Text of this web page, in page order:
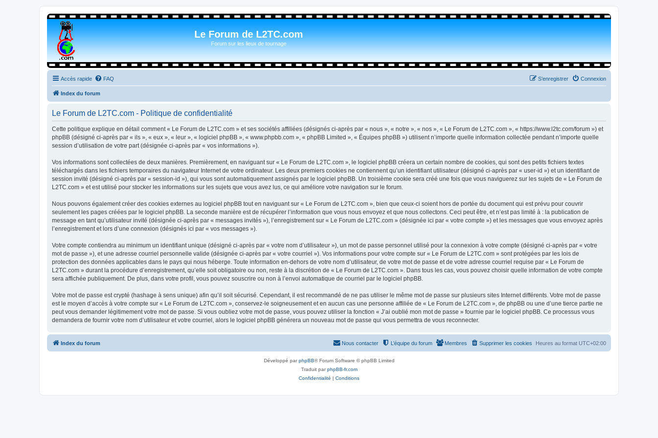
Le Forum de L2TC.com
Forum sur les lieux de tournage
Accès rapide FAQ Connexion
S’enregistrer
Index du forum
Le Forum de L2TC.com - Politique de confidentialité
Cette politique explique en détail comment « Le Forum de L2TC.com » et ses sociétés affiliées (désignés ci-après par « nous », « notre », « nos », « Le Forum de L2TC.com », « https://www.l2tc.com/forum ») et
phpBB (désigné ci-après par « ils », « eux », « leur », « logiciel phpBB », « www.phpbb.com », « phpBB Limited », « Équipes phpBB ») utilisent n’importe quelle information collectée pendant n’importe quelle
session d’utilisation de votre part (désignée ci-après par « vos informations »).
Vos informations sont collectées de deux manières. Premièrement, en naviguant sur « Le Forum de L2TC.com », le logiciel phpBB créera un certain nombre de cookies, qui sont des petits fichiers textes
téléchargés dans les fichiers temporaires du navigateur Internet de votre ordinateur. Les deux premiers cookies ne contiennent qu’un identifiant utilisateur (désigné ci-après par « user-id ») et un identifiant de
session invité (désigné ci-après par « session-id »), qui vous sont automatiquement assignés par le logiciel phpBB. Un troisième cookie sera créé une fois que vous naviguerez sur les sujets de « Le Forum de
L2TC.com » et est utilisé pour stocker les informations sur les sujets que vous avez lus, ce qui améliore votre navigation sur le forum.
Nous pouvons également créer des cookies externes au logiciel phpBB tout en naviguant sur « Le Forum de L2TC.com », bien que ceux-ci soient hors de portée du document qui est prévu pour couvrir
seulement les pages créées par le logiciel phpBB. La seconde manière est de récupérer l’information que vous nous envoyez et que nous collectons. Ceci peut être, et n’est pas limité à : la publication de
message en tant qu’utilisateur invité (désignée ci-après par « messages invités »), l’enregistrement sur « Le Forum de L2TC.com » (désignée ici par « votre compte ») et les messages que vous envoyez après
l’enregistrement et lors d’une connexion (désignés ici par « vos messages »).
Votre compte contiendra au minimum un identifiant unique (désigné ci-après par « votre nom d’utilisateur »), un mot de passe personnel utilisé pour la connexion à votre compte (désigné ci-après par « votre
mot de passe »), et une adresse courriel personnelle valide (désignée ci-après par « votre courriel »). Vos informations pour votre compte sur « Le Forum de L2TC.com » sont protégées par les lois de
protection des données applicables dans le pays qui nous héberge. Toute information en-dehors de votre nom d’utilisateur, de votre mot de passe et de votre adresse courriel requise par « Le Forum de
L2TC.com » durant la procédure d’enregistrement, qu’elle soit obligatoire ou non, reste à la discrétion de « Le Forum de L2TC.com ». Dans tous les cas, vous pouvez choisir quelle information de votre compte
sera affichée publiquement. De plus, dans votre profil, vous pouvez souscrire ou non à l’envoi automatique de courriel par le logiciel phpBB.
Votre mot de passe est crypté (hashage à sens unique) afin qu’il soit sécurisé. Cependant, il est recommandé de ne pas utiliser le même mot de passe sur plusieurs sites Internet différents. Votre mot de passe
est le moyen d’accès à votre compte sur « Le Forum de L2TC.com », conservez-le soigneusement et en aucun cas une personne affiliée de « Le Forum de L2TC.com », de phpBB ou une d’une tierce partie ne
peut vous demander légitimement votre mot de passe. Si vous oubliez votre mot de passe, vous pouvez utiliser la fonction « J’ai oublié mon mot de passe » fournie par le logiciel phpBB. Ce processus vous
demandera de fournir votre nom d’utilisateur et votre courriel, alors le logiciel phpBB générera un nouveau mot de passe qui vous permettra de vous reconnecter.
Index du forum Heures au format UTC+02:00
Supprimer les cookies
Membres
L’équipe du forum
Nous contacter
Développé parphpBB® Forum Software © phpBB Limited
Traduit parphpBB-fr.com
Confidentialité | Conditions